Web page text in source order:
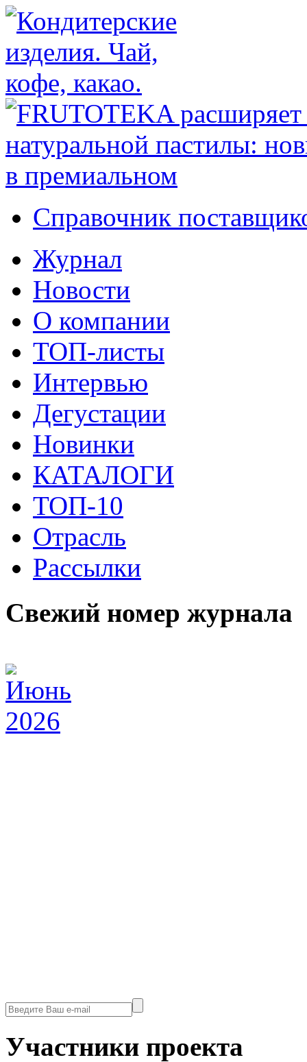
Справочник
Журнал
Новости
О компании
ТОП-листы
Интервью
Дегустации
Новинки
КАТАЛОГИ
ТОП-10
Отрасль
Рассылки
Свежий номер журнала
Участники проекта